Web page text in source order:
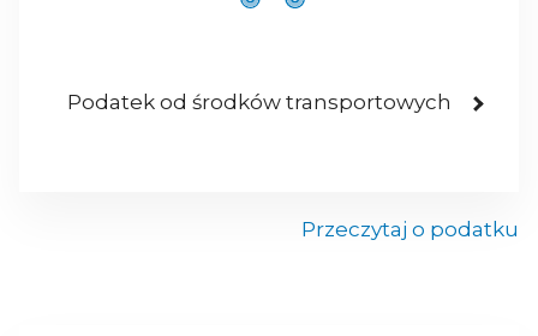
Podatek od środków transportowych
Przeczytaj o podatku